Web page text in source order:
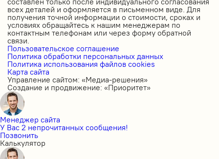
всех деталей и оформляется в письменном виде. Для
получения точной информации о стоимости, сроках и
условиях обращайтесь к нашим менеджерам по
контактным телефонам или через форму обратной
связи.
Пользовательское соглашение
Политика обработки персональных данных
Политика использования файлов cookies
Карта сайта
Управление сайтом: «Медиа-решения»
Создание и продвижение: «Приоритет»
Менеджер сайта
У Вас 2 непрочитанных сообщения!
Позвонить
Калькулятор